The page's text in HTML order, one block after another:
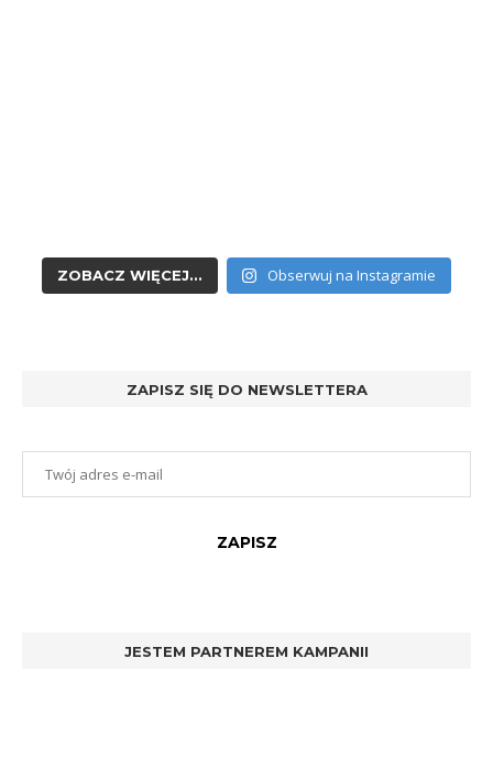
ZOBACZ WIĘCEJ... Obserwuj na Instagramie
ZAPISZ SIĘ DO NEWSLETTERA
JESTEM PARTNEREM KAMPANII